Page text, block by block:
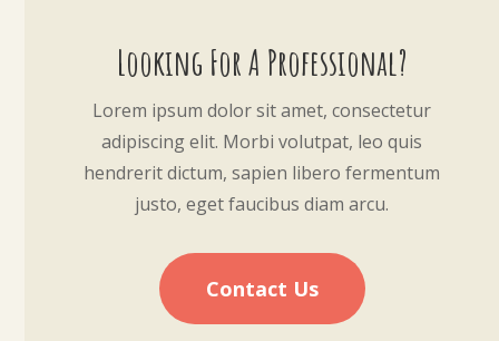
Looking For A Professional?
Lorem ipsum dolor sit amet, consectetur
adipiscing elit. Morbi volutpat, leo quis
hendrerit dictum, sapien libero fermentum
justo, eget faucibus diam arcu.
Contact Us